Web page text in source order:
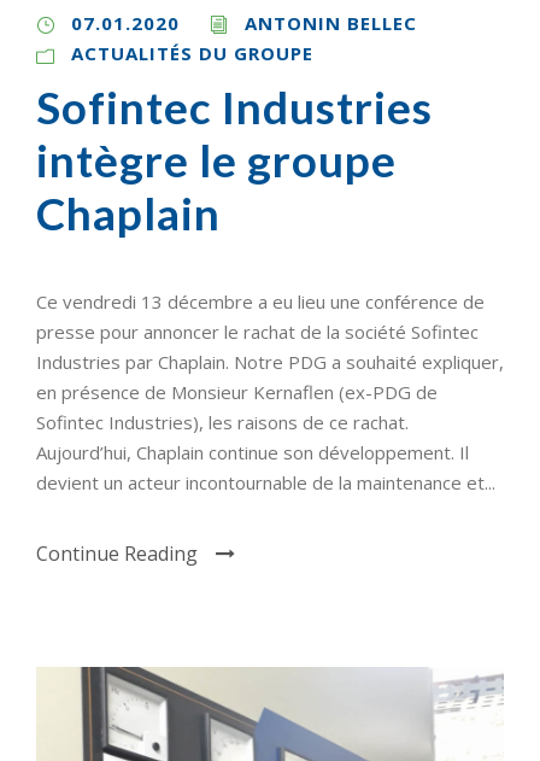
07.01.2020
ANTONIN BELLEC
ACTUALITÉS DU GROUPE
Sofintec Industries
intègre le groupe
Chaplain
Ce vendredi 13 décembre a eu lieu une conférence de
presse pour annoncer le rachat de la société Sofintec
Industries par Chaplain. Notre PDG a souhaité expliquer,
en présence de Monsieur Kernaflen (ex-PDG de
Sofintec Industries), les raisons de ce rachat.
Aujourd’hui, Chaplain continue son développement. Il
devient un acteur incontournable de la maintenance et...
Continue Reading